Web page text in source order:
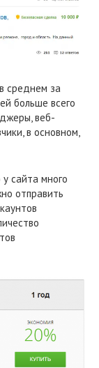
среднем за
больше всего
веб-
в основном,
сайта много
отправить